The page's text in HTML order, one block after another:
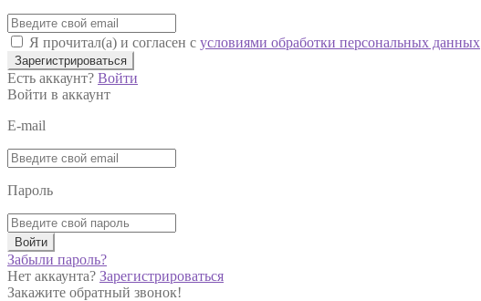
Я прочитал(а) и согласен с условиями обработки персональных данных
Зарегистрироваться
Есть аккаунт? Войти
Войти в аккаунт
E-mail
Пароль
Войти
Забыли пароль?
Нет аккаунта? Зарегистрироваться
Закажите обратный звонок!